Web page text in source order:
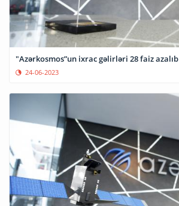
"Azərkosmos”un ixrac gəlirləri 28 faiz azalıb
24-06-2023